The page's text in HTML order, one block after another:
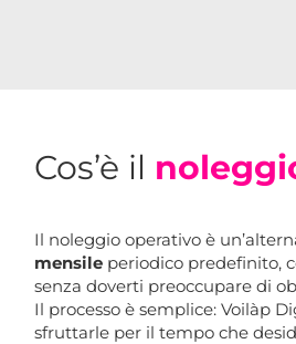
Cos’è il
Il noleggio operativo è
mensile periodico predefinito,
senza doverti preoccupare di
Il processo è semplice: Voilàp
sfruttarle per il tempo che